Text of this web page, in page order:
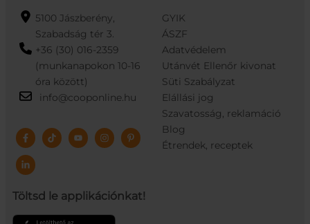
5100 Jászberény,
Szabadság tér 3.
+36 (30) 016-2359
(munkanapokon 10-16
óra között)
info@cooponline.hu
Töltsd le applikációnkat!
GYIK
ÁSZF
Adatvédelem
Utánvét Ellenőr kivonat
Süti Szabályzat
Elállási jog
Szavatosság, reklamáció
Blog
Étrendek, receptek